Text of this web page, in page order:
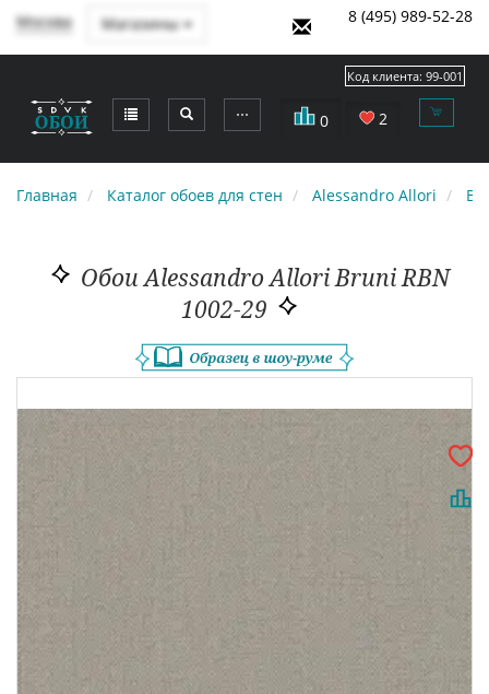
Москва Магазины 8 (495) 989-52-28
⋯ 0 2
Код клиента: 99-001
Главная Каталог обоев для стен Alessandro Allori
Обои Alessandro Allori Bruni RBN
1002-29